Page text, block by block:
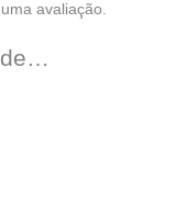
avaliação.
de…